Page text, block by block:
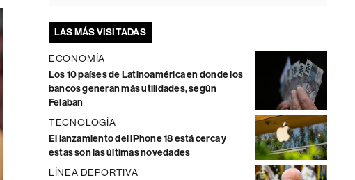
LAS MÁS VISITADAS
ECONOMÍA
Los 10 países de Latinoamérica en donde los
bancos generan más utilidades, según
Felaban
TECNOLOGÍA
El lanzamiento del iPhone 18 está cerca y
estas son las últimas novedades
LÍNEA DEPORTIVA